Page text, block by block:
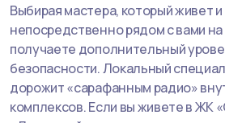
Выбирая мастера, который живет
непосредственно рядом с вами
получаете дополнительный
безопасности. Локальный
дорожит «сарафанным радио»
комплексов. Если вы живете в ЖК